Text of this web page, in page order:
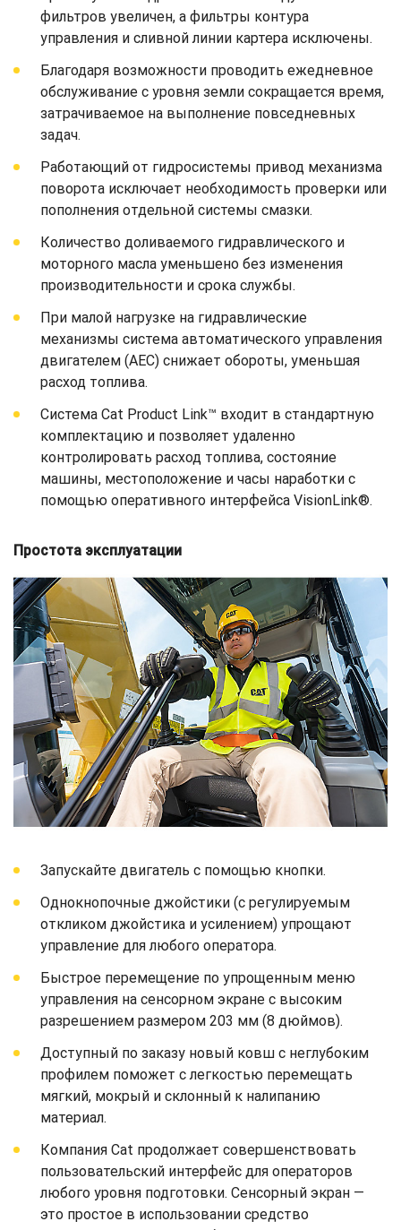
фильтров увеличен, а фильтры контура
управления и сливной линии картера исключены.
Благодаря возможности проводить ежедневное
обслуживание с уровня земли сокращается время,
затрачиваемое на выполнение повседневных
задач.
Работающий от гидросистемы привод механизма
поворота исключает необходимость проверки или
пополнения отдельной системы смазки.
Количество доливаемого гидравлического и
моторного масла уменьшено без изменения
производительности и срока службы.
При малой нагрузке на гидравлические
механизмы система автоматического управления
двигателем (AEC) снижает обороты, уменьшая
расход топлива.
Система Cat Product Link™ входит в стандартную
комплектацию и позволяет удаленно
контролировать расход топлива, состояние
машины, местоположение и часы наработки с
помощью оперативного интерфейса VisionLink®.
Простота эксплуатации
Запускайте двигатель с помощью кнопки.
Однокнопочные джойстики (с регулируемым
откликом джойстика и усилением) упрощают
управление для любого оператора.
Быстрое перемещение по упрощенным меню
управления на сенсорном экране с высоким
разрешением размером 203 мм (8 дюймов).
Доступный по заказу новый ковш с неглубоким
профилем поможет с легкостью перемещать
мягкий, мокрый и склонный к налипанию
материал.
Компания Cat продолжает совершенствовать
пользовательский интерфейс для операторов
любого уровня подготовки. Сенсорный экран —
это простое в использовании средство